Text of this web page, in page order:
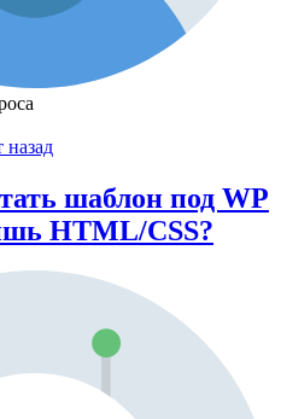
назад
шаблон под WP
HTML/CSS?